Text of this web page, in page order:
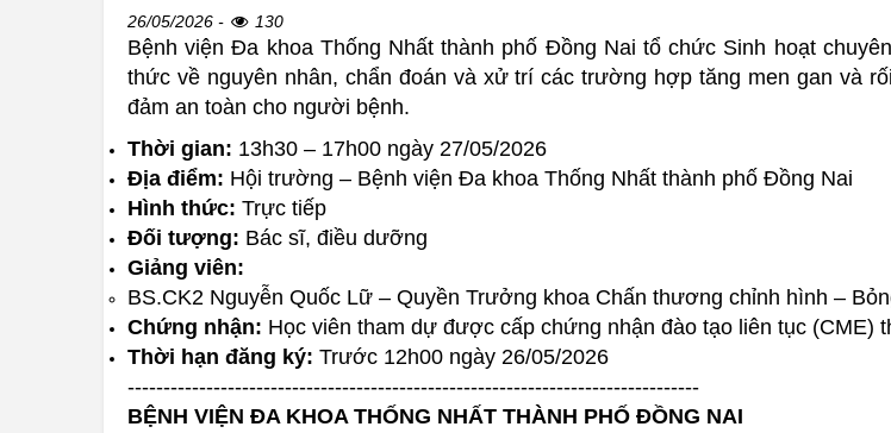
26/05/2026 - 130
Bệnh viện Đa khoa Thống Nhất thành phố Đồng Nai tổ chức Sinh hoạt
thức về nguyên nhân, chẩn đoán và xử trí các trường hợp tăng men gan và
đảm an toàn cho người bệnh.
Thời gian: 13h30 – 17h00 ngày 27/05/2026
Địa điểm: Hội trường – Bệnh viện Đa khoa Thống Nhất thành phố Đồng Nai
Hình thức: Trực tiếp
Đối tượng: Bác sĩ, điều dưỡng
Giảng viên:
BS.CK2 Nguyễn Quốc Lữ – Quyền Trưởng khoa Chấn thương chỉnh hình –
Chứng nhận: Học viên tham dự được cấp chứng nhận đào tạo liên tục (CME)
Thời hạn đăng ký: Trước 12h00 ngày 26/05/2026
--------------------------------------------------------------------------------
BỆNH VIỆN ĐA KHOA THỐNG NHẤT THÀNH PHỐ ĐỒNG NAI